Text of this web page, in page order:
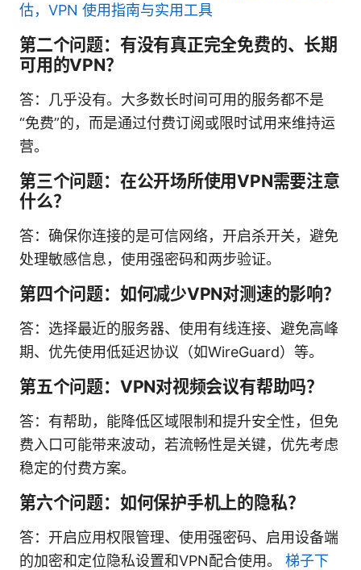
估，VPN 使用指南与实用工具
第二个问题：有没有真正完全免费的、长期
可用的VPN？
答：几乎没有。大多数长时间可用的服务都不是
“免费”的，而是通过付费订阅或限时试用来维持运
营。
第三个问题：在公开场所使用VPN需要注意
什么？
答：确保你连接的是可信网络，开启杀开关，避免
处理敏感信息，使用强密码和两步验证。
第四个问题：如何减少VPN对测速的影响？
答：选择最近的服务器、使用有线连接、避免高峰
期、优先使用低延迟协议（如WireGuard）等。
第五个问题：VPN对视频会议有帮助吗？
答：有帮助，能降低区域限制和提升安全性，但免
费入口可能带来波动，若流畅性是关键，优先考虑
稳定的付费方案。
第六个问题：如何保护手机上的隐私？
答：开启应用权限管理、使用强密码、启用设备端
的加密和定位隐私设置和VPN配合使用。 梯子下